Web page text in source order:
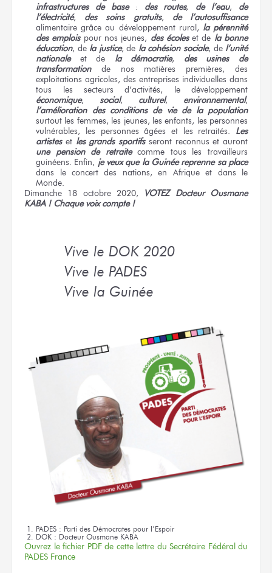
infrastructures de base: des routes, de l’eau, de
l’électricité, des soins gratuits, de l’autosuffisance
alimentaire grâce au développement rural, la pérennité
des emploispour nos jeunes, des écoleset de la bonne
éducation, de la justice, de la cohésion sociale, de l’unité
nationaleet de la démocratie, des usines de
transformationde nos matières premières, des
exploitations agricoles, des entreprises individuelles dans
tous les secteurs d’activités, le développement
économique,social, culturel, environnemental,
l’amélioration des conditions de vie de la population
surtout les femmes, les jeunes, les enfants, les personnes
vulnérables, les personnes âgées et les retraités. Les
artisteset les grands sportifsseront reconnus et auront
une pension de retraitecomme tous les travailleurs
guinéens. Enfin, je veux que la Guinée reprenne sa place
dans le concert des nations, en Afrique et dans le
Monde.
Dimanche 18 octobre 2020, VOTEZ Docteur Ousmane
KABA ! Chaque voix compte !
Vive le DOK 2020
Vive le PADES
Vive la Guinée
PADES : Parti des Démocrates pour l’Espoir
DOK : Docteur Ousmane KABA
Ouvrez le fichier PDF de cette lettre du Secrétaire Fédéral du
PADES France